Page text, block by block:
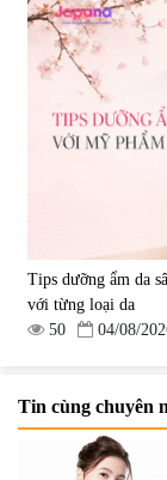
Tips dưỡng ẩm da
với từng loại da
50
04/08/
Tin cùng chuyên